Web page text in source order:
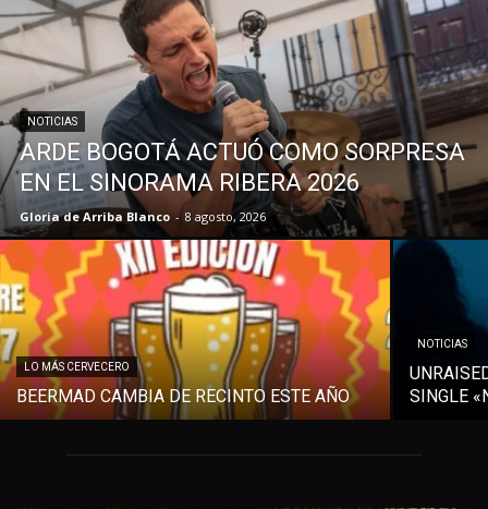
NOTICIAS
ARDE BOGOTÁ ACTUÓ COMO SORPRESA
EN EL SINORAMA RIBERA 2026
Gloria de Arriba Blanco - 8 agosto, 2026
LO MÁS CERVECERO
BEERMAD CAMBIA DE RECINTO ESTE AÑO
NOTICIAS
SINGLE